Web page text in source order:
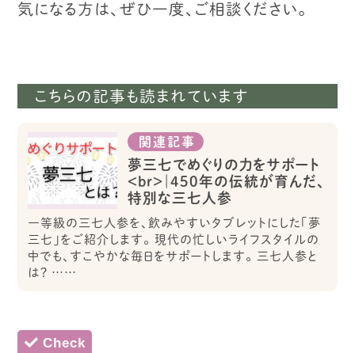
気になる方は、ぜひ一度、ご相談ください。
こちらの記事も読まれています
関連記事
夢三七でめぐりの力をサポート
<br>｜450年の伝統が育んだ、
特別な三七人参
一等級の三七人参を、飲みやすいタブレットにした「夢
三七」をご紹介します。 現代の忙しいライフスタイルの
中でも、すこやかな毎日をサポートします。 三七人参と
は？ ……